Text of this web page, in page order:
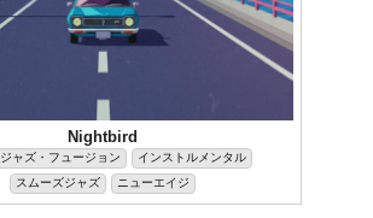
Nightbird
ジャズ・フュージョン
インストルメンタル
スムーズジャズ
ニューエイジ